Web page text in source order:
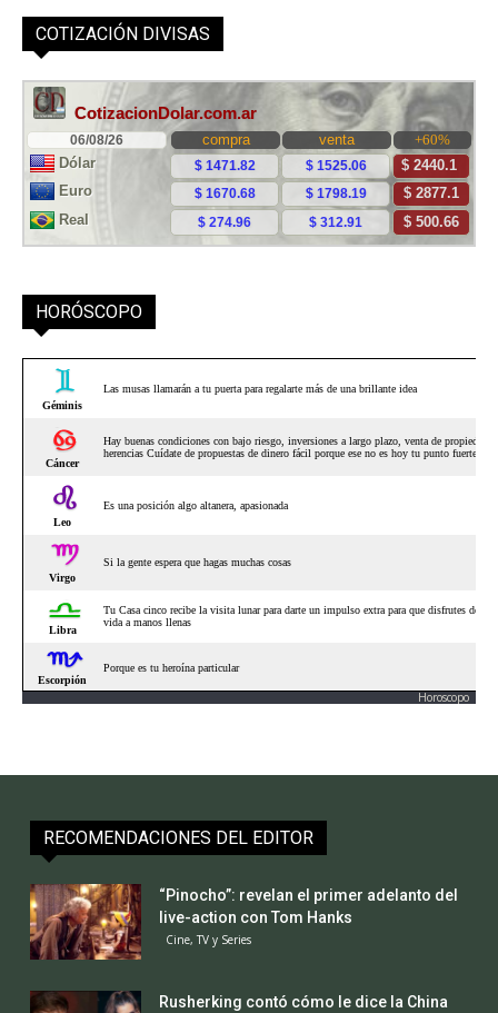
COTIZACIÓN DIVISAS
HORÓSCOPO
Horoscopo
RECOMENDACIONES DEL EDITOR
“Pinocho”: revelan el primer adelanto del
live-action con Tom Hanks
Cine, TV y Series
Rusherking contó cómo le dice la China